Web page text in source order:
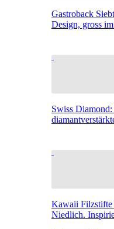
Gastroback
Design, gross
Swiss
Kawaii Filzstifte
Niedlich.